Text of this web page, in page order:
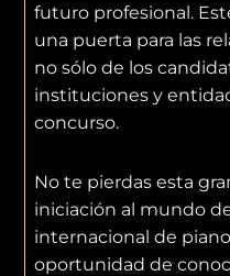
futuro profesional.
una puerta para las
no sólo de los
instituciones y
concurso.
No te pierdas esta
iniciación al mundo
internacional de
oportunidad de